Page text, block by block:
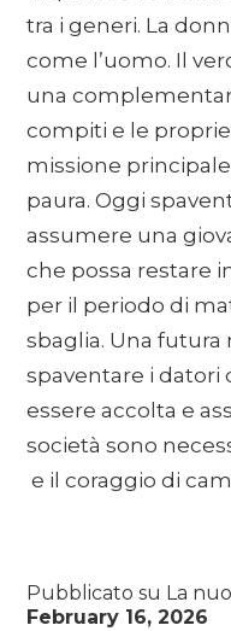
tra i generi. La
come l’uomo. Il
una
compiti e le
missione
paura. Oggi
assumere una
che possa restare
per il periodo di
sbaglia. Una
spaventare i datori
essere accolta e
società sono
e il coraggio di
Pubblicato su La
February 16, 2026